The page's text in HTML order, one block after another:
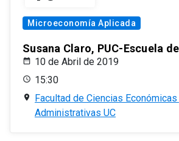
Microeconomía Aplicada
Susana Claro, PUC-Escuela
10 de Abril de 2019
15:30
Facultad de Ciencias
Administrativas UC